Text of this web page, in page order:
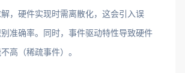
，硬件实现时需离散化，这会引入误
准确率。同时，事件驱动特性导致硬件
高（稀疏事件）。